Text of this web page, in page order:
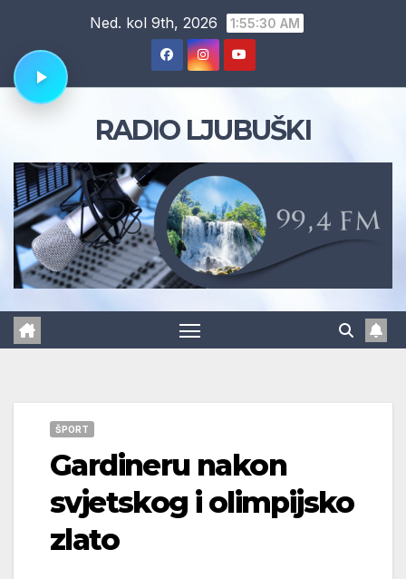
content
Ned. kol 9th, 2026 1:55:31 AM
RADIO LJUBUŠKI
ŠPORT
Gardineru nakon
svjetskog i olimpijsko
zlato